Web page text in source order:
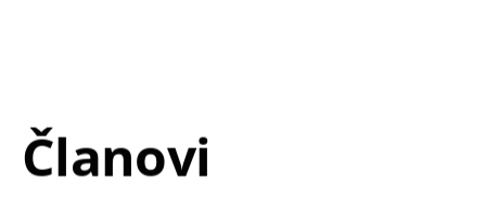
Članovi